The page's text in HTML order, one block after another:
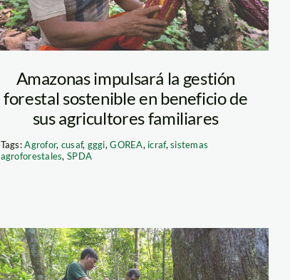
Amazonas impulsará la gestión
forestal sostenible en beneficio de
sus agricultores familiares
Tags:Agrofor, cusaf, gggi,GOREA, icraf,sistemas
agroforestales, SPDA